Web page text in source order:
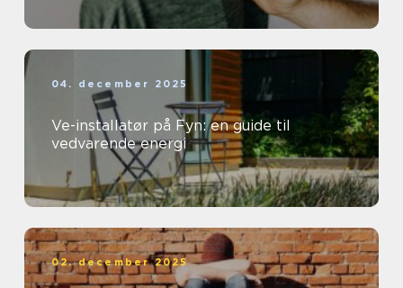
04. december 2025
Ve-installatør på Fyn: en guide til
vedvarende energi
02. december 2025